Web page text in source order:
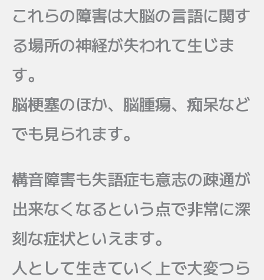
これらの障害は大脳の言語に関す
る場所の神経が失われて生じま
す。
脳梗塞のほか、脳腫瘍、痴呆など
でも見られます。
構音障害も失語症も意志の疎通が
出来なくなるという点で非常に深
刻な症状といえます。
人として生きていく上で大変つら